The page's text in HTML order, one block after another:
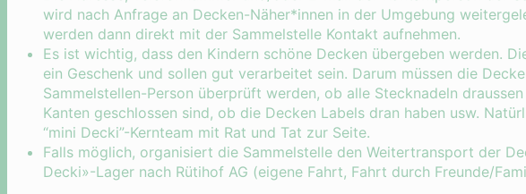
wird nach Anfrage an Decken-Näher*innen in der Umgebung
werden dann direkt mit der Sammelstelle Kontakt aufnehmen.
Es ist wichtig, dass den Kindern schöne Decken übergeben werden.
ein Geschenk und sollen gut verarbeitet sein. Darum müssen die
Sammelstellen-Person überprüft werden, ob alle Stecknadeln
Kanten geschlossen sind, ob die Decken Labels dran haben usw.
“mini Decki”-Kernteam mit Rat und Tat zur Seite.
Falls möglich, organisiert die Sammelstelle den Weitertransport der
Decki»-Lager nach Rütihof AG (eigene Fahrt, Fahrt durch Freunde/